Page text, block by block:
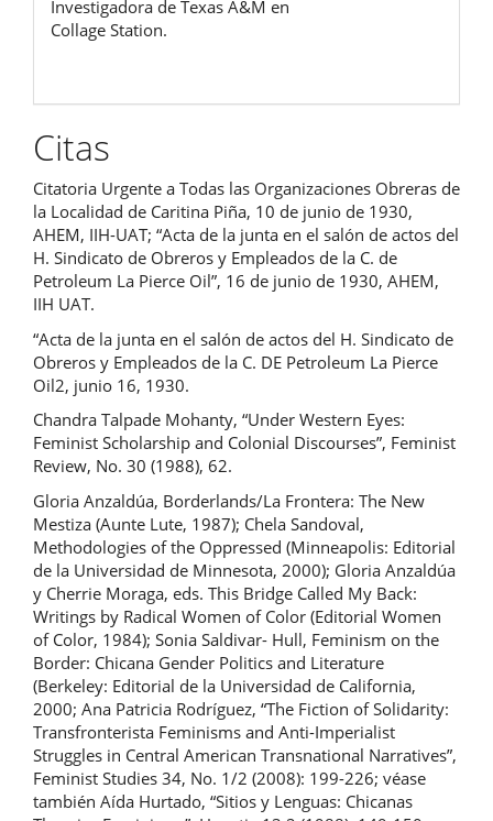
Investigadora de Texas A&M en
Collage Station.
Citas
Citatoria Urgente a Todas las Organizaciones Obreras de
la Localidad de Caritina Piña, 10 de junio de 1930,
AHEM, IIH-UAT; “Acta de la junta en el salón de actos del
H. Sindicato de Obreros y Empleados de la C. de
Petroleum La Pierce Oil”, 16 de junio de 1930, AHEM,
IIH UAT.
“Acta de la junta en el salón de actos del H. Sindicato de
Obreros y Empleados de la C. DE Petroleum La Pierce
Oil2, junio 16, 1930.
Chandra Talpade Mohanty, “Under Western Eyes:
Feminist Scholarship and Colonial Discourses”, Feminist
Review, No. 30 (1988), 62.
Gloria Anzaldúa, Borderlands/La Frontera: The New
Mestiza (Aunte Lute, 1987); Chela Sandoval,
Methodologies of the Oppressed (Minneapolis: Editorial
de la Universidad de Minnesota, 2000); Gloria Anzaldúa
y Cherrie Moraga, eds. This Bridge Called My Back:
Writings by Radical Women of Color (Editorial Women
of Color, 1984); Sonia Saldivar- Hull, Feminism on the
Border: Chicana Gender Politics and Literature
(Berkeley: Editorial de la Universidad de California,
2000; Ana Patricia Rodríguez, “The Fiction of Solidarity:
Transfronterista Feminisms and Anti-Imperialist
Struggles in Central American Transnational Narratives”,
Feminist Studies 34, No. 1/2 (2008): 199-226; véase
también Aída Hurtado, “Sitios y Lenguas: Chicanas